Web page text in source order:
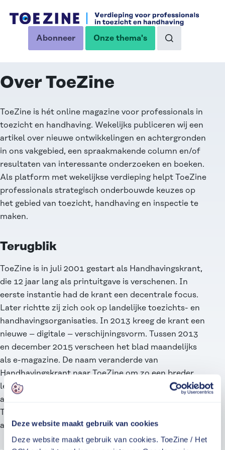
Deze website maakt gebruik van cookies
Deze website maakt gebruik van cookies. ToeZine / Het
Ga naar de inhoud
Abonneer
op onze nieuwsbriefOnze thema's Naar de
Thema:
Over ToeZine
ToeZine is hét online magazine voor professionals in
toezicht en handhaving. Wekelijks publiceren wij een
artikel over nieuwe ontwikkelingen en achtergronden
in ons vakgebied, een spraakmakende column en/of
resultaten van interessante onderzoeken en boeken.
Als platform met wekelijkse verdieping helpt ToeZine
professionals strategisch onderbouwde keuzes op
het gebied van toezicht, handhaving en inspectie te
maken.
Terugblik
ToeZine is in juli 2001 gestart als Handhavingskrant,
die 12 jaar lang als printuitgave is verschenen. In
eerste instantie had de krant een decentrale focus.
Later richtte zij zich ook op landelijke toezichts- en
handhavingsorganisaties. In 2013 kreeg de krant een
nieuwe – digitale – verschijningsvorm. Tussen 2013
en december 2015 verscheen het blad maandelijks
als e-magazine. De naam veranderde van
Handhavingskrant naar ToeZine om zo een breder
lezerspubliek aan zich te binden. Om beter op de
actuele ontwikkelingen in te springen, publiceert
ToeZine sinds januari 2016 wekelijks verdiepende
artikelen.